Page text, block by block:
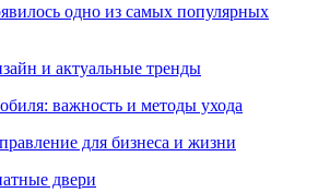
одно из самых популярных
и актуальные тренды
важность и методы ухода
для бизнеса и жизни
двери